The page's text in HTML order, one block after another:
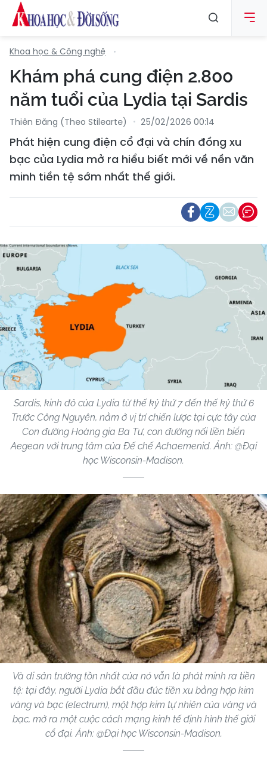
Khoa học & Công nghệ
Khám phá cung điện 2.800
năm tuổi của Lydia tại Sardis
Thiên Đăng (Theo Stilearte) 25/02/2026 00:14
Phát hiện cung điện cổ đại và chín đồng xu
bạc của Lydia mở ra hiểu biết mới về nền văn
minh tiền tệ sớm nhất thế giới.
Sardis, kinh đô của Lydia từ thế kỷ thứ 7 đến thế kỷ thứ 6
Trước Công Nguyên, nằm ở vị trí chiến lược tại cực tây của
Con đường Hoàng gia Ba Tư, con đường nối liền biển
Aegean với trung tâm của Đế chế Achaemenid. Ảnh: @Đại
học Wisconsin-Madison.
Và di sản trường tồn nhất của nó vẫn là phát minh ra tiền
tệ: tại đây, người Lydia bắt đầu đúc tiền xu bằng hợp kim
vàng và bạc (electrum), một hợp kim tự nhiên của vàng và
bạc, mở ra một cuộc cách mạng kinh tế định hình thế giới
cổ đại. Ảnh: @Đại học Wisconsin-Madison.